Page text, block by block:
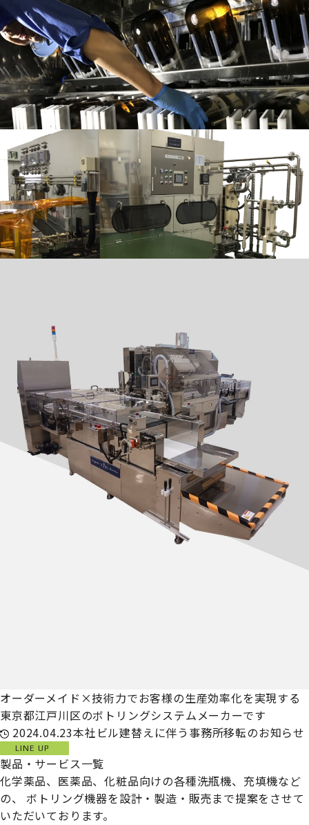
オーダーメイド×技術力でお客様の生産効率化を実現する
東京都江戸川区のボトリングシステムメーカーです
2024.04.23本社ビル建替えに伴う事務所移転のお知らせ
LINE UP
製品・サービス一覧
化学薬品、医薬品、化粧品向けの各種洗瓶機、充填機など
の、
ボトリング機器を設計・製造・販売まで提案をさせて
いただいております。